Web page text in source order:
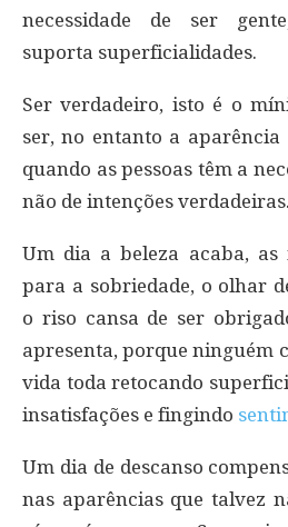
necessidade de ser
suporta superficialidades.
Ser verdadeiro, isto é o
ser, no entanto a
quando as pessoas têm a
não de intenções verdadeiras.
Um dia a beleza acaba, as
para a sobriedade, o olhar
o riso cansa de ser
apresenta, porque ninguém
vida toda retocando
insatisfações e fingindo
Um dia de descanso
nas aparências que talvez